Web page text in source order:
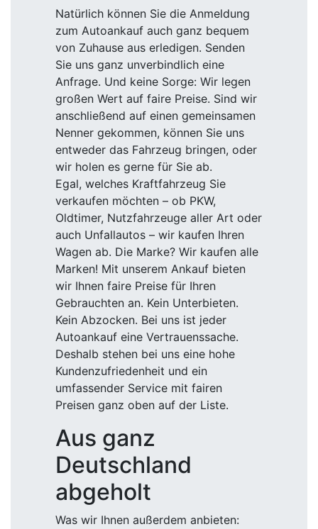
Natürlich können Sie die Anmeldung
zum Autoankauf auch ganz bequem
von Zuhause aus erledigen. Senden
Sie uns ganz unverbindlich eine
Anfrage. Und keine Sorge: Wir legen
großen Wert auf faire Preise. Sind wir
anschließend auf einen gemeinsamen
Nenner gekommen, können Sie uns
entweder das Fahrzeug bringen, oder
wir holen es gerne für Sie ab.
Egal, welches Kraftfahrzeug Sie
verkaufen möchten – ob PKW,
Oldtimer, Nutzfahrzeuge aller Art oder
auch Unfallautos – wir kaufen Ihren
Wagen ab. Die Marke? Wir kaufen alle
Marken! Mit unserem Ankauf bieten
wir Ihnen faire Preise für Ihren
Gebrauchten an. Kein Unterbieten.
Kein Abzocken. Bei uns ist jeder
Autoankauf eine Vertrauenssache.
Deshalb stehen bei uns eine hohe
Kundenzufriedenheit und ein
umfassender Service mit fairen
Preisen ganz oben auf der Liste.
Aus ganz
Deutschland
abgeholt
Was wir Ihnen außerdem anbieten: